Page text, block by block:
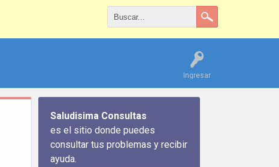
Ingresar
Saludisima Consultas
es el sitio donde puedes
consultar tus problemas y recibir
ayuda.